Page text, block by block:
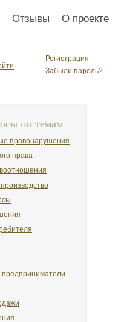
Отзывы О проекте
Регистрация
Забыли пароль?
по темам
правонарушения
права